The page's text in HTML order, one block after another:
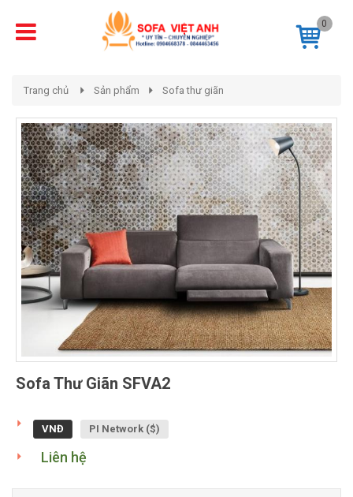
0
Trang chủ Sản phẩm Sofa thư giãn
Sofa Thư Giãn SFVA2
VNĐ PI Network ($)
Liên hệ